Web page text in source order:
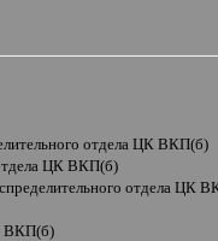
отдела ЦК ВКП(б)
ЦК ВКП(б)
отдела ЦК
ВКП(б)